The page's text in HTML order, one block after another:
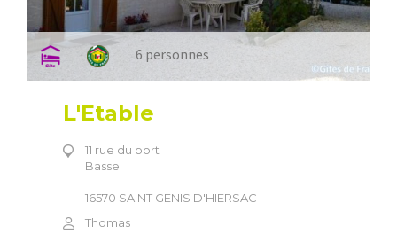
6 personnes
L'Etable
11 rue du port
Basse
16570 SAINT GENIS D'HIERSAC
Thomas